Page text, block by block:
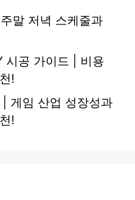
말 저녁 스케줄과
시공 가이드 | 비용
!
게임 산업 성장성과
!